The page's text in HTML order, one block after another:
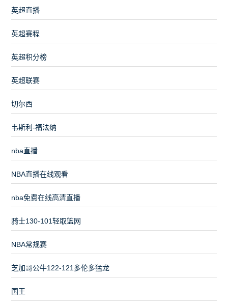
英超直播
英超赛程
英超积分榜
英超联赛
切尔西
韦斯利-福法纳
nba直播
NBA直播在线观看
nba免费在线高清直播
骑士130-101轻取篮网
NBA常规赛
芝加哥公牛122-121多伦多猛龙
国王